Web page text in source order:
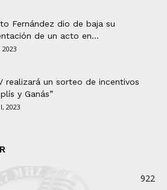
Fernández dio de baja su
de un acto en...
realizará un sorteo de incentivos
y Ganás”
2023
922